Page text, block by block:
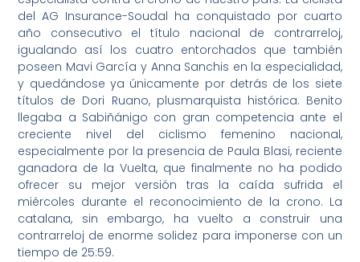
del AG Insurance-Soudal ha conquistado por cuarto
año consecutivo el título nacional de contrarreloj,
igualando así los cuatro entorchados que también
poseen Mavi García y Anna Sanchis en la especialidad,
y quedándose ya únicamente por detrás de los siete
títulos de Dori Ruano, plusmarquista histórica. Benito
llegaba a Sabiñánigo con gran competencia ante el
creciente nivel del ciclismo femenino nacional,
especialmente por la presencia de Paula Blasi, reciente
ganadora de la Vuelta, que finalmente no ha podido
ofrecer su mejor versión tras la caída sufrida el
miércoles durante el reconocimiento de la crono. La
catalana, sin embargo, ha vuelto a construir una
contrarreloj de enorme solidez para imponerse con un
tiempo de 25:59.